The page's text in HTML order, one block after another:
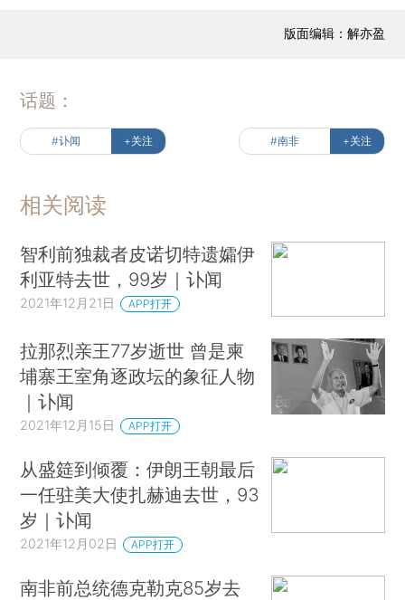
版面编辑：解亦盈
话题：
#讣闻 +关注 #南非 +关注
相关阅读
智利前独裁者皮诺切特遗孀伊
利亚特去世，99岁｜讣闻
2021年12月21日 APP打开
拉那烈亲王77岁逝世 曾是柬
埔寨王室角逐政坛的象征人物
｜讣闻
2021年12月15日 APP打开
从盛筵到倾覆：伊朗王朝最后
一任驻美大使扎赫迪去世，93
岁｜讣闻
2021年12月02日 APP打开
南非前总统德克勒克85岁去